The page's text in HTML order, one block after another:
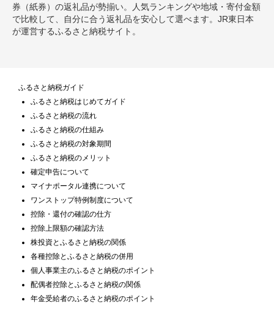
券（紙券）の返礼品が勢揃い。人気ランキングや地域・寄付金額
で比較して、自分に合う返礼品を安心して選べます。JR東日本
が運営するふるさと納税サイト。
ふるさと納税ガイド
ふるさと納税はじめてガイド
ふるさと納税の流れ
ふるさと納税の仕組み
ふるさと納税の対象期間
ふるさと納税のメリット
確定申告について
マイナポータル連携について
ワンストップ特例制度について
控除・還付の確認の仕方
控除上限額の確認方法
株投資とふるさと納税の関係
各種控除とふるさと納税の併用
個人事業主のふるさと納税のポイント
配偶者控除とふるさと納税の関係
年金受給者のふるさと納税のポイント